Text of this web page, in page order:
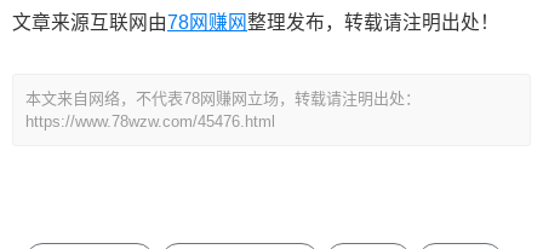
文章来源互联网由78网赚网整理发布，转载请注明出处！
本文来自网络，不代表78网赚网立场，转载请注明出处：
https://www.78wzw.com/45476.html